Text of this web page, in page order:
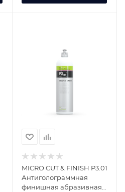
MICRO CUT & FINISH P3.01
Антиголограммная
финишная абразивная